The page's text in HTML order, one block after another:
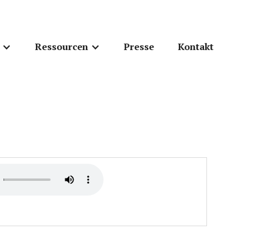
Ressourcen Presse Kontakt